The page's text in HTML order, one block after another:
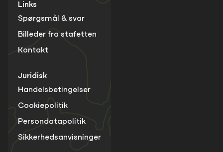
Links
Spørgsmål & svar
Billeder fra stafetten
Kontakt
Juridisk
Handelsbetingelser
Cookiepolitik
Persondatapolitik
Sikkerhedsanvisninger